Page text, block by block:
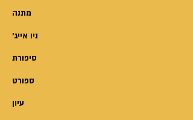
מתנה
'ניו אייג
סיפורת
ספורט
עיון